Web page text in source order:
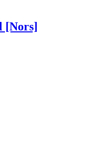
[Nors]